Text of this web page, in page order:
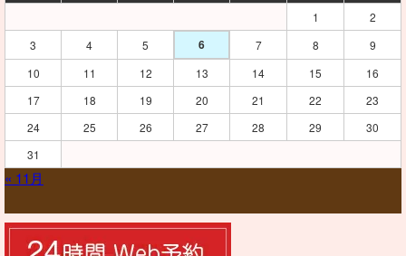
1
2
3
4 5 6 7 8
9
10
11 12 13 14 15
16
17
18 19 20 21 22
23
24
25 26 27 28 29
30
31
« 11月